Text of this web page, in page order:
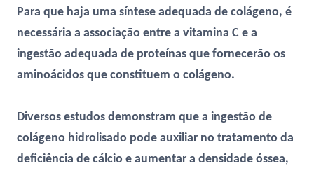
Para que haja uma síntese adequada de colágeno, é
necessária a associação entre a vitamina C e a
ingestão adequada de proteínas que fornecerão os
aminoácidos que constituem o colágeno.
Diversos estudos demonstram que a ingestão de
colágeno hidrolisado pode auxiliar no tratamento da
deficiência de cálcio e aumentar a densidade óssea,